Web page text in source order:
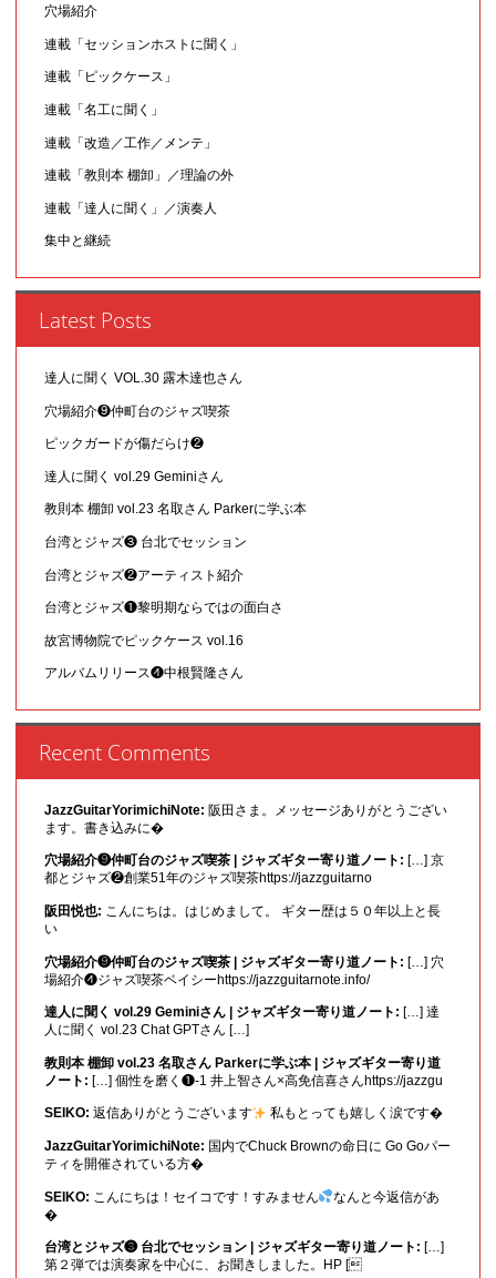
穴場紹介
連載「セッションホストに聞く」
連載「ピックケース」
連載「名工に聞く」
連載「改造／工作／メンテ」
連載「教則本 棚卸」／理論の外
連載「達人に聞く」／演奏人
集中と継続
Latest Posts
達人に聞く VOL.30 露木達也さん
穴場紹介❾仲町台のジャズ喫茶
ピックガードが傷だらけ❷
達人に聞く vol.29 Geminiさん
教則本 棚卸 vol.23 名取さん Parkerに学ぶ本
台湾とジャズ❸ 台北でセッション
台湾とジャズ❷アーティスト紹介
台湾とジャズ❶黎明期ならではの面白さ
故宮博物院でピックケース vol.16
アルバムリリース❹中根賢隆さん
Recent Comments
JazzGuitarYorimichiNote: 阪田さま。メッセージありがとうござい
ます。書き込みに�
穴場紹介❾仲町台のジャズ喫茶 | ジャズギター寄り道ノート: […] 京
都とジャズ❷創業51年のジャズ喫茶https://jazzguitarno
阪田悦也: こんにちは。はじめまして。 ギター歴は５０年以上と長
い
穴場紹介❾仲町台のジャズ喫茶 | ジャズギター寄り道ノート: […] 穴
場紹介❹ジャズ喫茶ベイシーhttps://jazzguitarnote.info/
達人に聞く vol.29 Geminiさん | ジャズギター寄り道ノート: […] 達
人に聞く vol.23 Chat GPTさん […]
教則本 棚卸 vol.23 名取さん Parkerに学ぶ本 | ジャズギター寄り道
ノート: […] 個性を磨く❶-1 井上智さん×高免信喜さんhttps://jazzgu
SEIKO: 返信ありがとうございます 私もとっても嬉しく涙です�
JazzGuitarYorimichiNote: 国内でChuck Brownの命日に Go Goパー
ティを開催されている方�
SEIKO: こんにちは！セイコです！すみません
なんと今返信があ
�
台湾とジャズ❸ 台北でセッション | ジャズギター寄り道ノート: […]
第２弾では演奏家を中心に、お聞きしました。HP [